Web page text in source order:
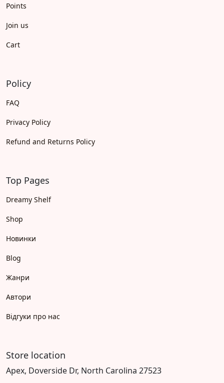
Points
Join us
Cart
Policy
FAQ
Privacy Policy
Refund and Returns Policy
Top Pages
Dreamy Shelf
Shop
Новинки
Blog
Жанри
Автори
Відгуки про нас
Store location
Apex, Doverside Dr, North Carolina 27523